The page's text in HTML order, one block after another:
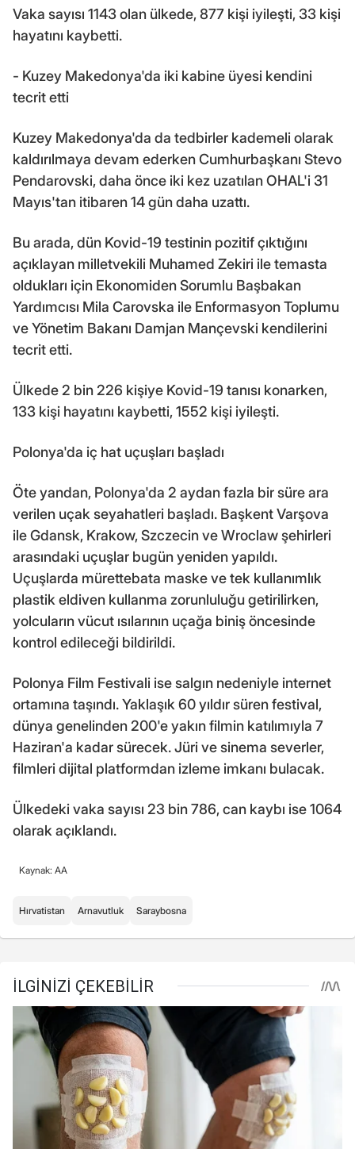
Vaka sayısı 1143 olan ülkede, 877 kişi iyileşti, 33 kişi
hayatını kaybetti.
- Kuzey Makedonya'da iki kabine üyesi kendini
tecrit etti
Kuzey Makedonya'da da tedbirler kademeli olarak
kaldırılmaya devam ederken Cumhurbaşkanı Stevo
Pendarovski, daha önce iki kez uzatılan OHAL'i 31
Mayıs'tan itibaren 14 gün daha uzattı.
Bu arada, dün Kovid-19 testinin pozitif çıktığını
açıklayan milletvekili Muhamed Zekiri ile temasta
oldukları için Ekonomiden Sorumlu Başbakan
Yardımcısı Mila Carovska ile Enformasyon Toplumu
ve Yönetim Bakanı Damjan Mançevski kendilerini
tecrit etti.
Ülkede 2 bin 226 kişiye Kovid-19 tanısı konarken,
133 kişi hayatını kaybetti, 1552 kişi iyileşti.
Polonya'da iç hat uçuşları başladı
Öte yandan, Polonya'da 2 aydan fazla bir süre ara
verilen uçak seyahatleri başladı. Başkent Varşova
ile Gdansk, Krakow, Szczecin ve Wroclaw şehirleri
arasındaki uçuşlar bugün yeniden yapıldı.
Uçuşlarda mürettebata maske ve tek kullanımlık
plastik eldiven kullanma zorunluluğu getirilirken,
yolcuların vücut ısılarının uçağa biniş öncesinde
kontrol edileceği bildirildi.
Polonya Film Festivali ise salgın nedeniyle internet
ortamına taşındı. Yaklaşık 60 yıldır süren festival,
dünya genelinden 200'e yakın filmin katılımıyla 7
Haziran'a kadar sürecek. Jüri ve sinema severler,
filmleri dijital platformdan izleme imkanı bulacak.
Ülkedeki vaka sayısı 23 bin 786, can kaybı ise 1064
olarak açıklandı.
Kaynak: AA
Hırvatistan Arnavutluk Saraybosna